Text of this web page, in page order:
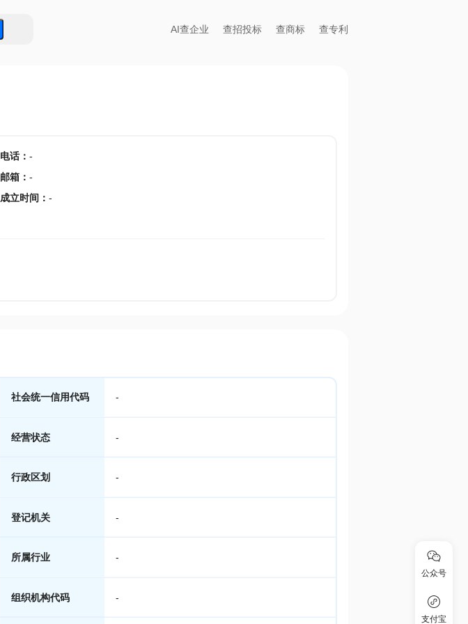
AI查企业 查招投标 查商标 查专利
电话： -
邮箱 ： -
成立时间 ： -
社会统一信用代码 -
经营状态 -
行政区划 -
登记机关 -
所属行业 -
组织机构代码 -
公众号
支付宝